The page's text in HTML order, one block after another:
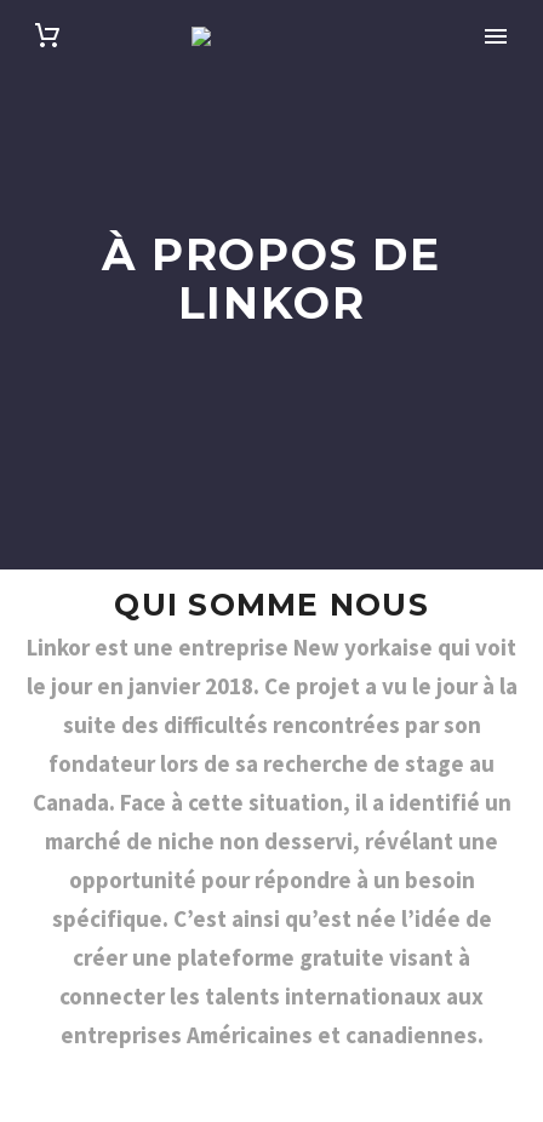
À PROPOS DE
LINKOR
QUI SOMME NOUS​
Linkor est une entreprise New yorkaise qui voit
le jour en janvier 2018. Ce projet a vu le jour à la
suite des difficultés rencontrées par son
fondateur lors de sa recherche de stage au
Canada. Face à cette situation, il a identifié un
marché de niche non desservi, révélant une
opportunité pour répondre à un besoin
spécifique. C’est ainsi qu’est née l’idée de
créer une plateforme gratuite visant à
connecter les talents internationaux aux
entreprises Américaines et canadiennes.